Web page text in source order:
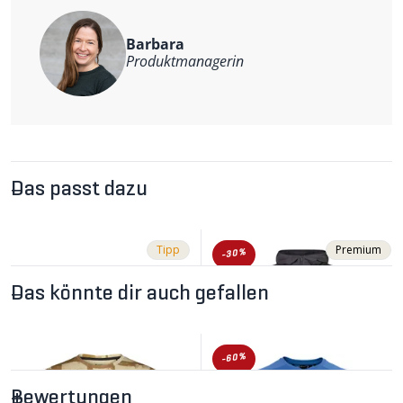
Weitere Informationen
Material: 83% Merinowolle, 13% Polyester, 4% Elastan
(140g/m2)
Barbara
Produktmanagerin
Das passt dazu
Tipp -30% Premium
Das könnte dir auch gefallen
-60%